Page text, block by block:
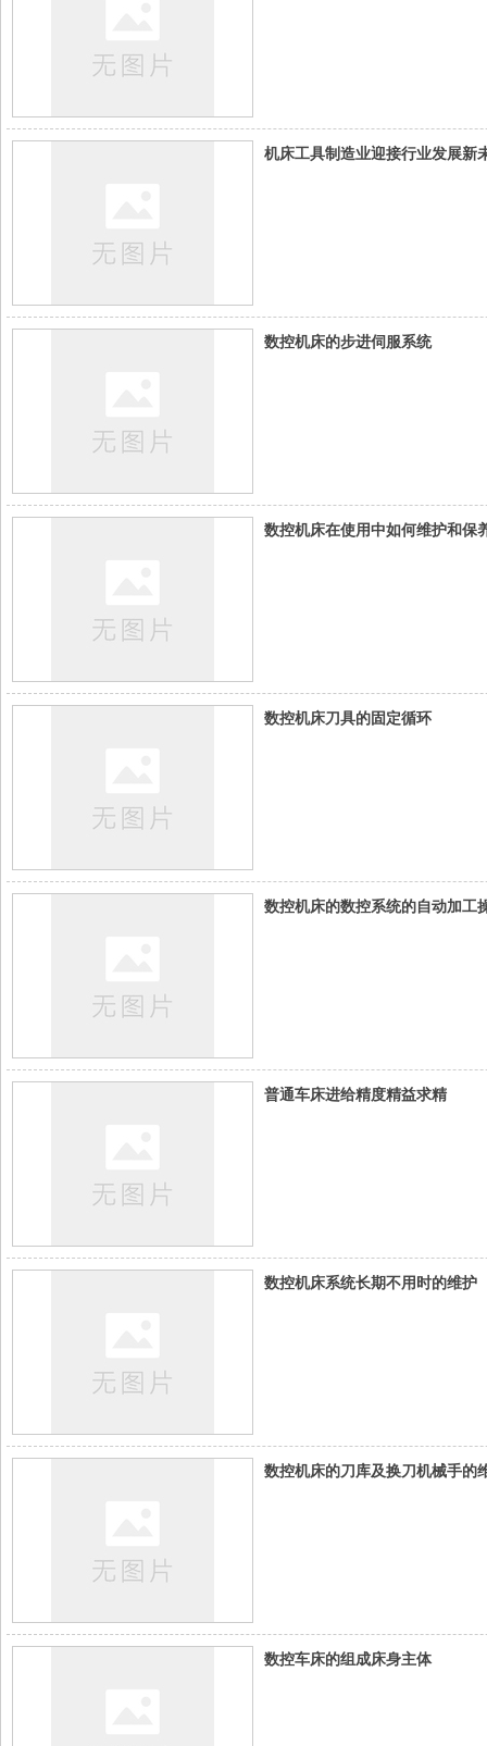
机床工具制造业迎接行业发展新
数控机床的步进伺服系统
数控机床在使用中如何维护和保
数控机床刀具的固定循环
数控机床的数控系统的自动加工
普通车床进给精度精益求精
数控机床系统长期不用时的维护
数控机床的刀库及换刀机械手的
数控车床的组成床身主体